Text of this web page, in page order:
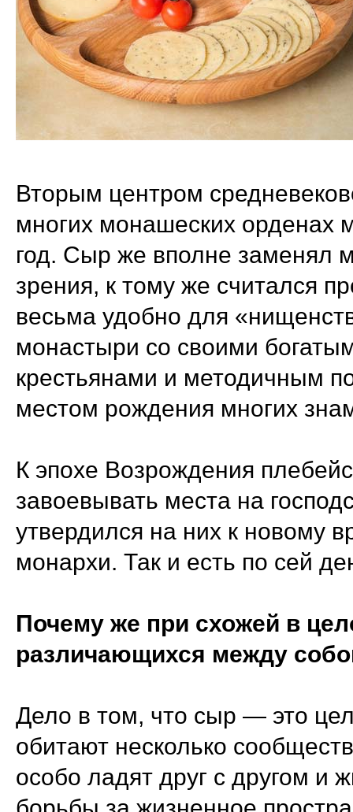
Вторым центром
многих монашеских орденах
год. Сыр же вполне заменял
зрения, к тому же считался
весьма удобно для
монастыри со своими
крестьянами и методичным
местом рождения многих
К эпохе Возрождения
завоевывать места на
утвердился на них к новому
монархи. Так и есть по сей
Почему же при схожей в
различающихся между
Дело в том, что сыр — это
обитают несколько
особо ладят друг с другом и